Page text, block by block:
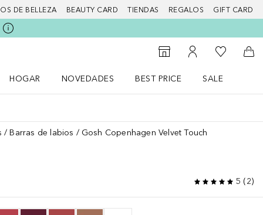
DE BELLEZA BEAUTY CARD TIENDAS REGALOS GIFT CARD
Al Storefinder
Mi cuenta
Mi lista de
A
HOGAR
NOVEDADES
BEST PRICE
SALE
Barras de labios Gosh Copenhagen Velvet Touch
5 (2)